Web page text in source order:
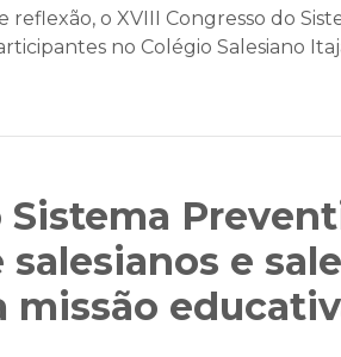
reflexão, o XVIII Congresso do
no Colégio Salesiano
e
missão